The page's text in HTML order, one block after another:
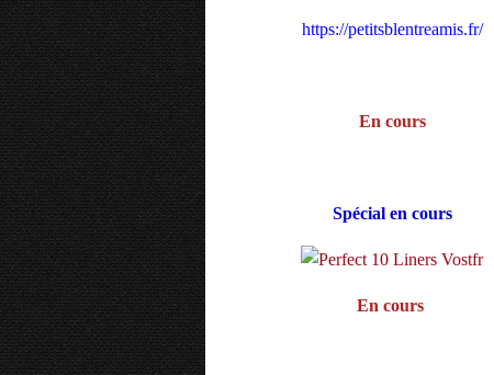
https://petitsblentreamis.fr/
En cours
Spécial en cours
En cours